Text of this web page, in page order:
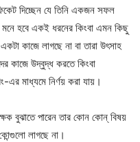
দিচ্ছেন যে তিনি একজন সফল
মনে হবে একই ধরনের কিংবা এমন কিছু
একটা কাজে লাগছে না বা তারা উৎসাহ
কাজে উদ্বুদ্ধ করতে কিংবা
এর মাধ্যমে নির্ণয় করা যায়।
বুঝাতে পারেন তার কোন কোন্ বিষয়
লাগছে না।